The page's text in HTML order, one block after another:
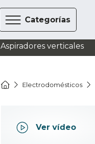
Categorías
Aspiradores verticales
Electrodomésticos
Ver vídeo